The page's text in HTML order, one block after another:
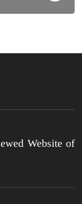
Website of